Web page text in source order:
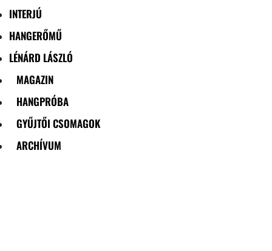
INTERJÚ
HANGERŐMŰ
LÉNÁRD LÁSZLÓ
MAGAZIN
HANGPRÓBA
GYŰJTŐI CSOMAGOK
ARCHÍVUM